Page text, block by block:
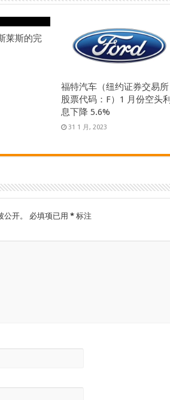
莱斯的完
福特汽车（纽约证券交易所
股票代码：F）1 月份空头利
息下降 5.6%
31 1 月, 2023
开。 必填项已用 *标注